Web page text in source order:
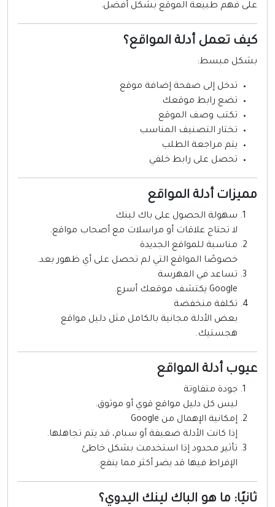
فهم طبيعة الموقع بشكل أفضل.
تعمل أدلة المواقع؟
مبسط:
تدخل إلى صفحة إضافة موقع
تضع رابط موقعك
تكتب وصف الموقع
تختار التصنيف المناسب
يتم مراجعة الطلب
تحصل على رابط خلفي
أدلة المواقع
سهولة الحصول على باك لينك
لا تحتاج علاقات أو مراسلات مع أصحاب مواقع.
مناسبة للمواقع الجديدة
خصوصًا المواقع التي لم تحصل على أي ظهور بعد.
تساعد في الفهرسة
Google يكتشف موقعك أسرع.
تكلفة منخفضة
بعض الأدلة مجانية بالكامل مثل دليل مواقع
هجستيك.
أدلة المواقع
جودة متفاوتة
ليس كل دليل مواقع قوي أو موثوق.
إمكانية الإهمال من Google
إذا كانت الأدلة ضعيفة أو سبام، قد يتم تجاهلها.
تأثير محدود إذا استخدمت بشكل خاطئ
الإفراط فيها قد يضر أكثر مما ينفع.
ما هو الباك لينك اليدوي؟